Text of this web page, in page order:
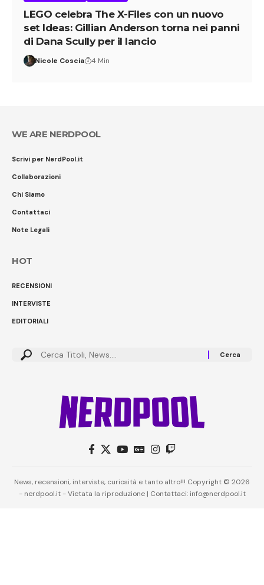
LEGO celebra The X-Files con un nuovo
set Ideas: Gillian Anderson torna nei panni
di Dana Scully per il lancio
Nicole Coscia 4 Min
WE ARE NERDPOOL
Scrivi per NerdPool.it
Collaborazioni
Chi Siamo
Contattaci
Note Legali
HOT
RECENSIONI
INTERVISTE
EDITORIALI
News, recensioni, interviste, curiosità e tanto altro!!! Copyright © 2026
- nerdpool.it - Vietata la riproduzione | Contattaci: info@nerdpool.it